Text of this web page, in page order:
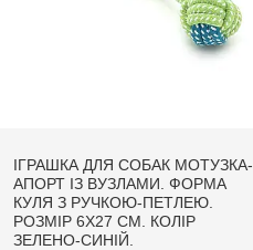
ІГРАШКА ДЛЯ СОБАК МОТУЗКА-
АПОРТ ІЗ ВУЗЛАМИ. ФОРМА
КУЛЯ З РУЧКОЮ-ПЕТЛЕЮ.
РОЗМІР 6Х27 СМ. КОЛІР
ЗЕЛЕНО-СИНІЙ.